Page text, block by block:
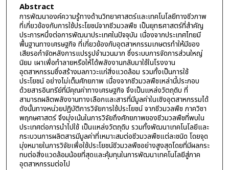
Abstract
การพัฒนาองค์ความรู้ทางด้านวิทยาศาสตร์และเทคโนโลยีทางชีวภาพ
ที่เกี่ยวข้องกับการใช้ประโยชน์จากชีวมวลพืช เป็นยุทธศาสตร์ที่สำคัญ
ประการหนึ่งต่อการพัฒนาประเทศในปัจจุบัน เนื่องจากประเทศไทยมี
พื้นฐานทางเศรษฐกิจ ที่เกี่ยวข้องกับอุตสาหกรรมเกษตรทำให้มีของ
เสียรอกำจัดหลังการแปรรูปจำนวนมาก ซึ่งระบบการจัดการส่วนใหญ่
นิยม เผาเพื่อทำลายหรือให้ได้พลังงานกลับมาใช้ในโรงงาน
อุตสาหกรรมซึ่งสร้างมลภาวะแก่สิ่งแวดล้อม รวมทั้งเป็นการใช้
ประโยชน์ อย่างไม่เต็มศักยภาพ เนื่องจากชีวมวลพืชเหล่านี้ประกอบ
ด้วยสารอินทรีย์ที่มีคุณค่าทางเศรษฐกิจ จึงเป็นแหล่งวัตถุดิบ ที่
สามารถผลิตพลังงานทางเลือกและสารที่มีมูลค่าในเชิงอุตสาหกรรมได้
ดังนั้นทางหน่วยปฏิบัติการวิจัยการใช้ประโยชน์ จากชีวมวลพืช ภาควิชา
พฤกษศาสตร์ จึงมุ่งเน้นในการวิจัยถึงศักยภาพของชีวมวลพืชที่พบใน
ประเทศต่อการนำไปใช้ เป็นแหล่งวัตถุดิบ รวมทั้งพัฒนาเทคโนโลยีและ
กระบวนการผลิตสารมีมูลค่าที่เหมาะสมต่อชีวมวลพืชแต่ละชนิด โดยจุด
มุ่งหมายในการวิจัยเพื่อใช้ประโยชน์ชีวมวลพืชอย่างสูงสุดโดยที่มีผลกระ
ทบต่อสิ่งแวดล้อมน้อยที่สุดและคุ้มทุนในการพัฒนาเทคโนโลยีสู่ภาค
อุตสาหกรรมต่อไป